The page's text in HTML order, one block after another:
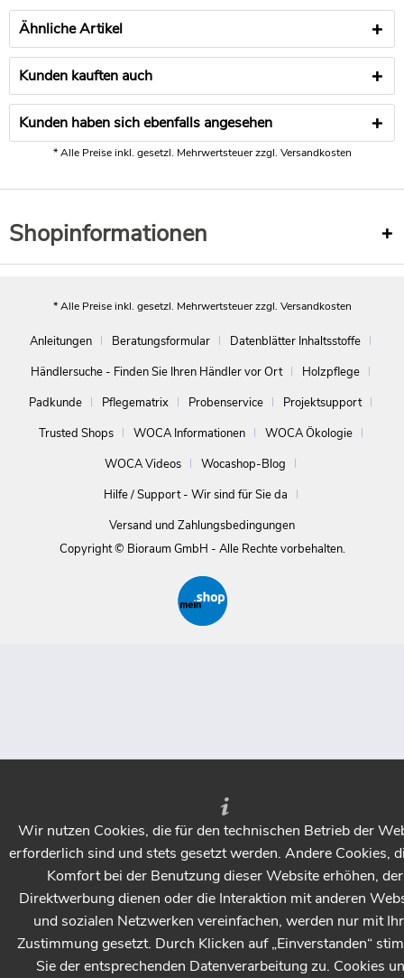
Ähnliche Artikel
Kunden kauften auch
Kunden haben sich ebenfalls angesehen
* Alle Preise inkl. gesetzl. Mehrwertsteuer zzgl. Versandkosten
Shopinformationen
* Alle Preise inkl. gesetzl. Mehrwertsteuer zzgl. Versandkosten
Anleitungen Beratungsformular
Datenblätter Inhaltsstoffe
Händlersuche - Finden Sie Ihren Händler vor Ort
Holzpflege
Padkunde
Pflegematrix Probenservice
Projektsupport
Trusted Shops
WOCA Informationen
WOCA Ökologie
WOCA Videos
Wocashop-Blog
Hilfe / Support - Wir sind für Sie da
Versand und Zahlungsbedingungen
Copyright © Bioraum GmbH - Alle Rechte vorbehalten.
Wir nutzen Cookies, die für den technischen Betrieb der
erforderlich sind und stets gesetzt werden. Andere Cookies,
Komfort bei der Benutzung dieser Website erhöhen, der
Direktwerbung dienen oder die Interaktion mit anderen
und sozialen Netzwerken vereinfachen, werden nur mit
Zustimmung gesetzt. Durch Klicken auf „Einverstanden“
Sie der entsprechenden Datenverarbeitung zu. Cookies